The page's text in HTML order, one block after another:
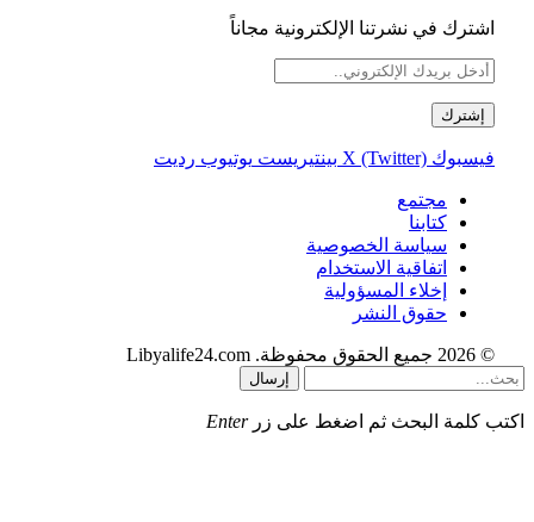
اشترك في نشرتنا الإلكترونية مجاناً
فيسبوك X (Twitter) بينتيريست يوتيوب رديت
مجتمع
كتابنا
سياسة الخصوصية
اتفاقية الاستخدام
إخلاء المسؤولية
حقوق النشر
© 2026 جميع الحقوق محفوظة. Libyalife24.com
إرسال
اكتب كلمة البحث ثم اضغط على زر Enter